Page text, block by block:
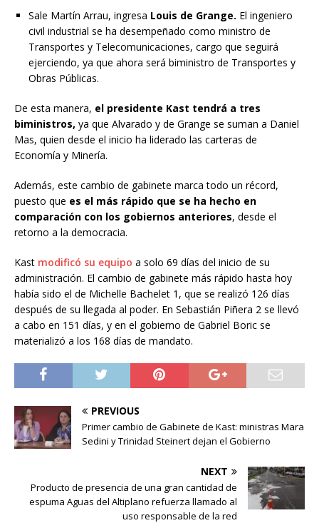
Sale Martín Arrau, ingresa Louis de Grange. El ingeniero
civil industrial se ha desempeñado como ministro de
Transportes y Telecomunicaciones, cargo que seguirá
ejerciendo, ya que ahora será biministro de Transportes y
Obras Públicas.
De esta manera, el presidente Kast tendrá a tres
biministros, ya que Alvarado y de Grange se suman a Daniel
Mas, quien desde el inicio ha liderado las carteras de
Economía y Minería.
Además, este cambio de gabinete marca todo un récord,
puesto que es el más rápido que se ha hecho en
comparación con los gobiernos anteriores, desde el
retorno a la democracia.
Kast modificó su equipo a solo 69 días del inicio de su
administración. El cambio de gabinete más rápido hasta hoy
había sido el de Michelle Bachelet 1, que se realizó 126 días
después de su llegada al poder. En Sebastián Piñera 2 se llevó
a cabo en 151 días, y en el gobierno de Gabriel Boric se
materializó a los 168 días de mandato.
PREVIOUS
Primer cambio de Gabinete de Kast: ministras Mara
Sedini y Trinidad Steinert dejan el Gobierno
NEXT
Producto de presencia de una gran cantidad de
espuma Aguas del Altiplano refuerza llamado al
uso responsable de la red